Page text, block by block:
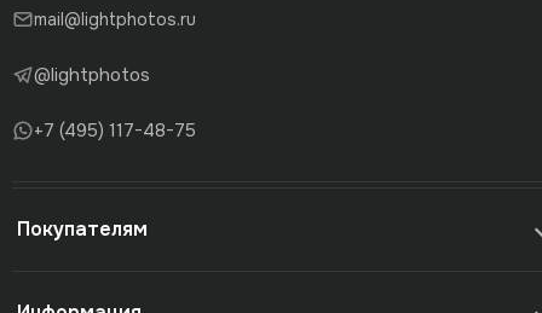
mail@lightphotos.ru
@lightphotos
+7 (495) 117-48-75
Покупателям